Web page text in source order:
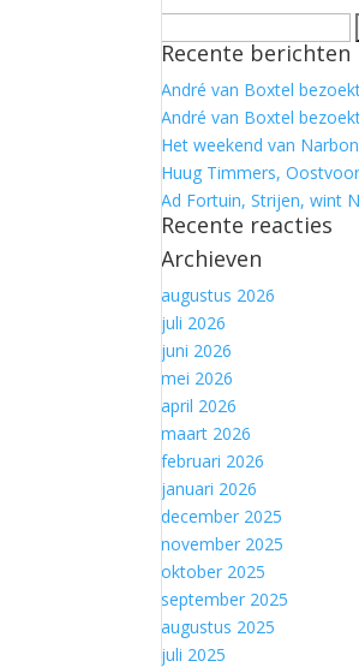
naar:
Recente berichten
André van Boxtel
André van Boxtel
Het weekend van
Huug Timmers,
Ad Fortuin, Strijen, wint
Recente reacties
Archieven
augustus 2026
juli 2026
juni 2026
mei 2026
april 2026
maart 2026
februari 2026
januari 2026
december 2025
november 2025
oktober 2025
september 2025
augustus 2025
juli 2025